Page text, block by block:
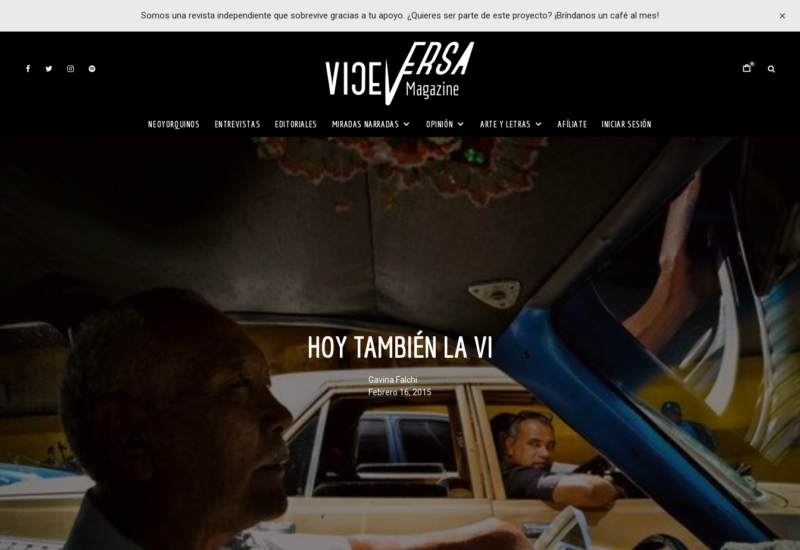
Somos una revista independiente que sobrevive gracias a tu apoyo. ¿Quieres ser parte de este proyecto? ¡Bríndanos un café al mes!
0
NEOYORQUINOS ENTREVISTAS EDITORIALES MIRADAS NARRADAS OPINIÓN ARTE Y LETRAS AFÍLIATE INICIAR SESIÓN
HOY TAMBIÉN LA VI
Gavina Falchi
febrero 16, 2015